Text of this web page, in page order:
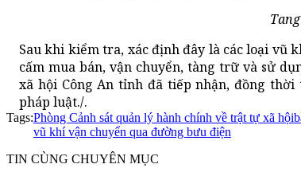
Sau khi kiểm tra, xác định đây là các loại vũ
cấm mua bán, vận chuyển, tàng trữ và sử
xã hội Công An tỉnh đã tiếp nhận, đồng
pháp luật./.
Tags:Phòng Cảnh sát quản lý hành chính về trật tự xã hội
vũ khí vận chuyển qua đường bưu điện
TIN CÙNG CHUYÊN MỤC